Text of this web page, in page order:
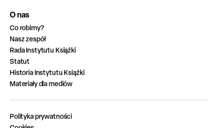
O nas
Co robimy?
Nasz zespół
Rada Instytutu Książki
Statut
Historia Instytutu Książki
Materiały dla mediów
Polityka prywatności